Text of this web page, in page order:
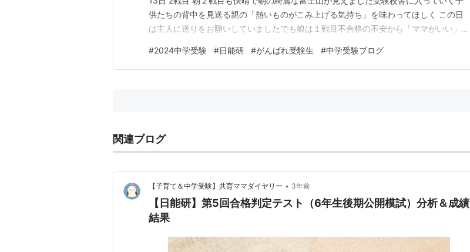
供たちの背中を見送る親の「熱いものがこみ上げる気持ち」を味わってほしく この日
は主人に送りをお願いしていましたでも娘は１戦目不合格の不安から「ママがいい」
合否で２月の受験校が変わるという 我が家にとって今後を大きく左右する学校 電車も
さほど混み合っておらず集合時間の30分前…
#2024中学受験 #日能研 #がんばれ受験生 #中学受験ブログ
関連ブログ
【子育て＆中学受験】共育ママダイヤリー • 3年前
【日能研】第5回合格判定テスト（6年生後期公開模試）分析＆成績
結果